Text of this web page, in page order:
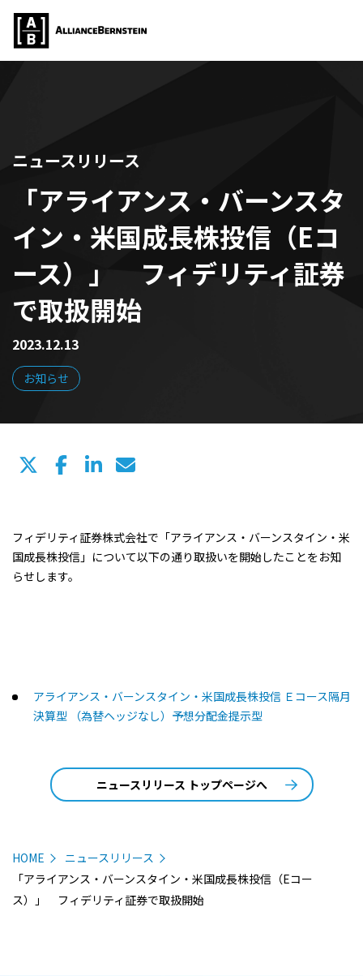
ニュースリリース
「アライアンス・バーンスタ
イン・米国成長株投信（Eコ
ース）」 フィデリティ証券
で取扱開始
2023.12.13
お知らせ
フィデリティ証券株式会社で「アライアンス・バーンスタイン・米
国成長株投信」について以下の通り取扱いを開始したことをお知
らせします。
アライアンス・バーンスタイン・米国成長株投信 Ｅコース隔月
決算型 （為替ヘッジなし）予想分配金提示型
ニュースリリース トップページへ
HOME
ニュースリリース
「アライアンス・バーンスタイン・米国成長株投信（Eコー
ス）」 フィデリティ証券で取扱開始